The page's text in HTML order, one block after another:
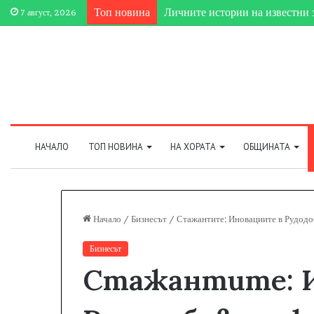
7 август, 2026 Топ новина Личните истории на известни
НАЧАЛО ТОП НОВИНА НА ХОРАТА ОБЩИНАТА
Начало / Бизнесът / Стажантите: Иновациите в
Бизнесът
Стажантите: